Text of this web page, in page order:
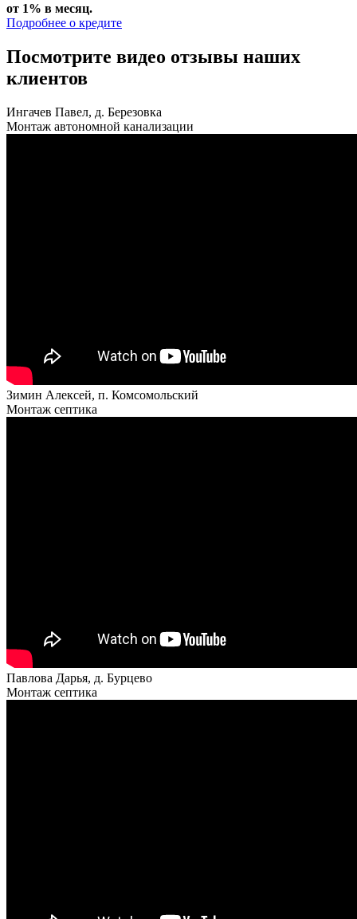
от 1% в месяц.
Подробнее о кредите
Посмотрите видео отзывы наших
клиентов
Ингачев Павел, д. Березовка
Монтаж автономной канализации
Зимин Алексей, п. Комсомольский
Монтаж септика
Павлова Дарья, д. Бурцево
Монтаж септика